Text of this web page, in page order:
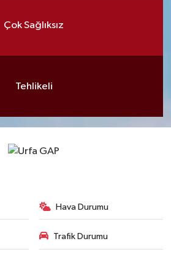
Çok Sağlıksız
Tehlikeli
Hava Durumu
Trafik Durumu